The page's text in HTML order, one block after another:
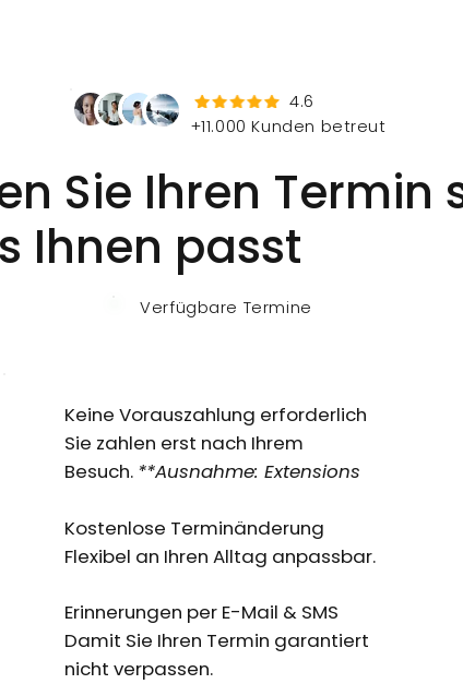
4.6
+11.000 Kunden betreut
Sie Ihren Termin
Ihnen passt
Verfügbare Termine
Keine Vorauszahlung erforderlich
Sie zahlen erst nach Ihrem
Besuch. **Ausnahme: Extensions
Kostenlose Terminänderung
Flexibel an Ihren Alltag anpassbar.
Erinnerungen per E-Mail & SMS
Damit Sie Ihren Termin garantiert
nicht verpassen.